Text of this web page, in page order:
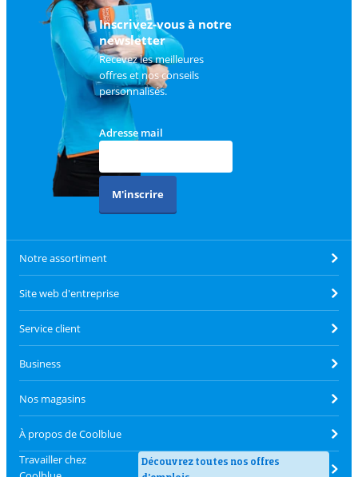
client.
Inscrivez-vous à notre
newsletter
Recevez les meilleures
offres et nos conseils
personnalisés.
Adresse mail
M'inscrire
Notre assortiment
Site web d'entreprise
Service client
Business
Nos magasins
À propos de Coolblue
Travailler chez
Découvrez toutes nos offres